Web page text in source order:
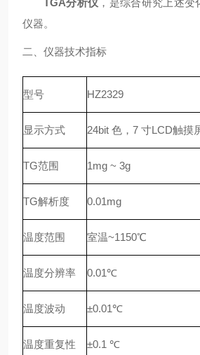
TGA分析仪 ，是综合研究上述
仪器。
二、仪器技术指标
型号 HZ2329
显示方式 24bit 色，7 寸LCD触摸
TG范围 1mg ~ 3g
TG解析度 0.01mg
温度范围 室温~1150℃
温度分辨率 0.01℃
温度波动 ±0.01℃
温度重复性 ±0.1 ℃